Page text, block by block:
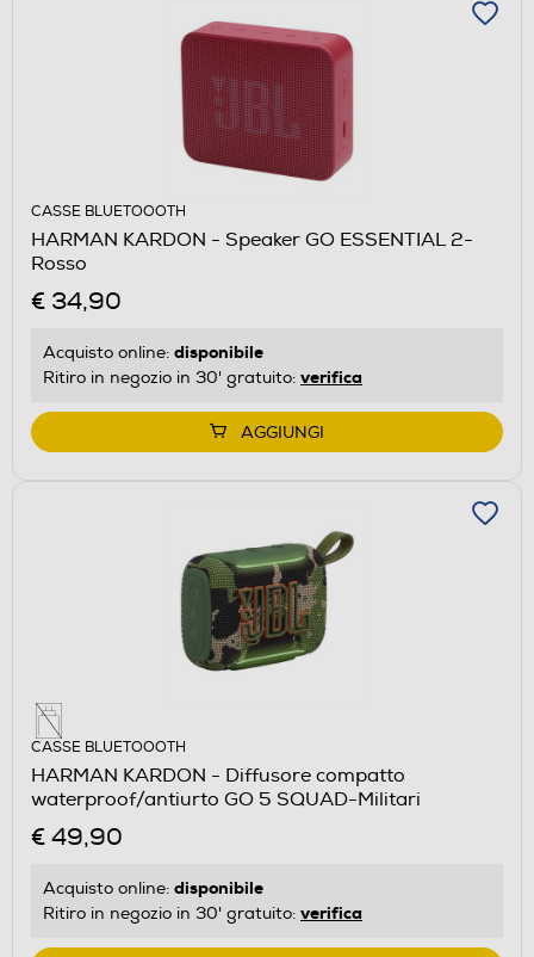
CASSE BLUETOOOTH
HARMAN KARDON - Speaker GO ESSENTIAL 2-
Rosso
€ 34,90
Acquisto online: disponibile
Ritiro in negozio in 30' gratuito: verifica
AGGIUNGI
CASSE BLUETOOOTH
HARMAN KARDON - Diffusore compatto
waterproof/antiurto GO 5 SQUAD-Militari
€ 49,90
Acquisto online: disponibile
Ritiro in negozio in 30' gratuito: verifica